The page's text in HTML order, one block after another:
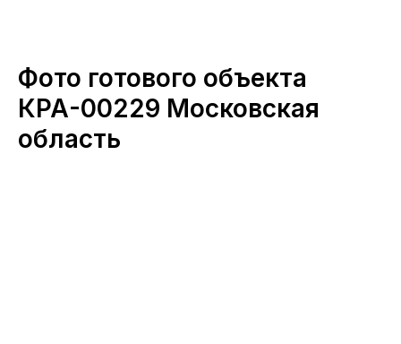
Фото готового объекта
КРА-00229 Московская
область